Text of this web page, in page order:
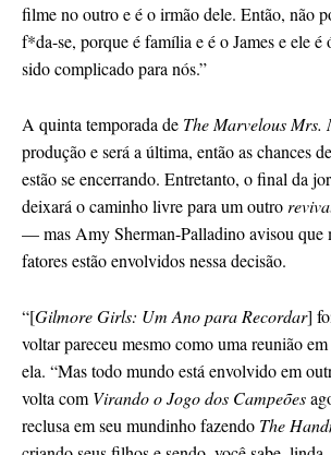
filme no outro e é o irmão dele. Então, não
f*da-se, porque é família e é o James e ele é
sido complicado para nós.”
A quinta temporada de The Marvelous Mrs.
produção e será a última, então as chances
estão se encerrando. Entretanto, o final da
deixará o caminho livre para um outro
— mas Amy Sherman-Palladino avisou que
fatores estão envolvidos nessa decisão.
“[Gilmore Girls: Um Ano para Recordar]
voltar pareceu mesmo como uma reunião
ela. “Mas todo mundo está envolvido em
volta com Virando o Jogo dos Campeões
reclusa em seu mundinho fazendo The